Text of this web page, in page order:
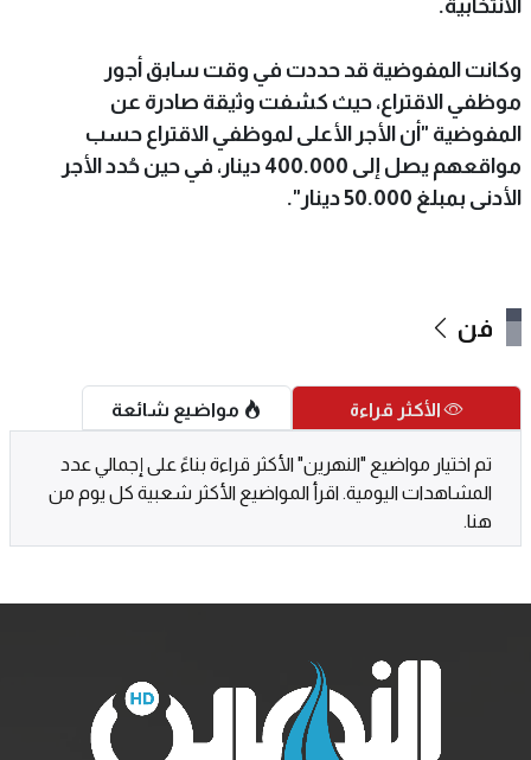
الانتخابية.
وكانت المفوضية قد حددت في وقت سابق أجور
موظفي الاقتراع، حيث كشفت وثيقة صادرة عن
المفوضية "أن الأجر الأعلى لموظفي الاقتراع حسب
مواقعهم يصل إلى 400.000 دينار، في حين حُدد الأجر
الأدنى بمبلغ 50.000 دينار".
فن
الأكثر قراءة
تم اختيار مواضيع "النهرين" الأكثر قراءة بناءً على إجمالي عدد
المشاهدات اليومية. اقرأ المواضيع الأكثر شعبية كل يوم من
هنا.